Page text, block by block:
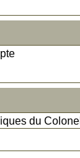
du Colonel